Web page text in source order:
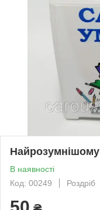
Найрозумнішому
В наявності
Код: 00249
Роздріб